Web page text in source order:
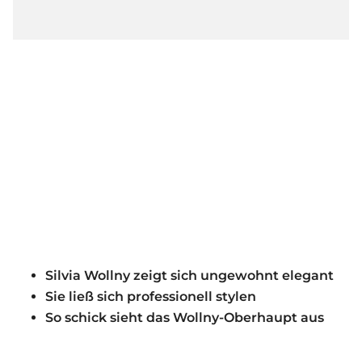
Silvia Wollny zeigt sich ungewohnt elegant
Sie ließ sich professionell stylen
So schick sieht das Wollny-Oberhaupt aus